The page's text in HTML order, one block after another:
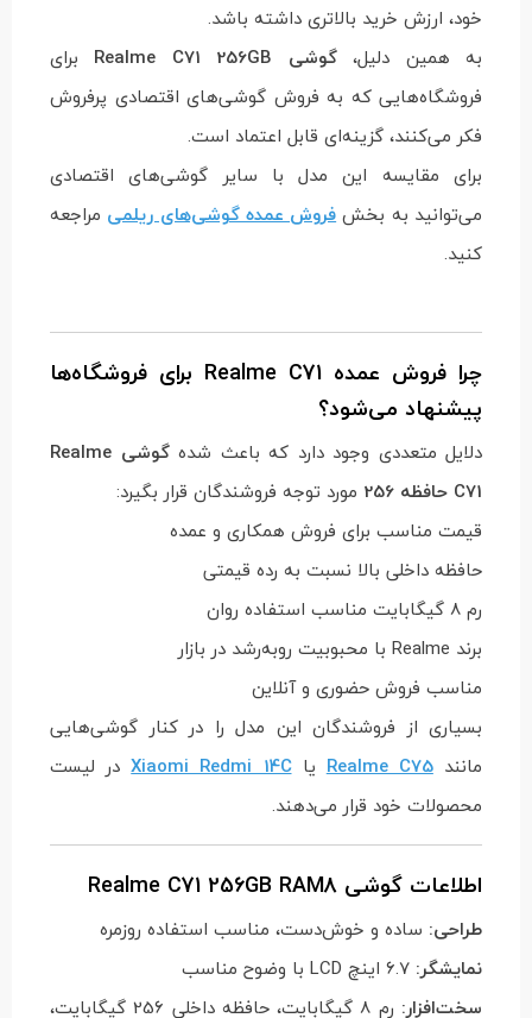
خود، ارزش خرید بالاتری داشته باشد.
به همین دلیل،گوشی Realme C71 256GB
برای
فروشگاه‌هایی که به فروش گوشی‌های اقتصادی پرفروش
فکر می‌کنند، گزینه‌ای قابل اعتماد است.
برای مقایسه این مدل با سایر گوشی‌های اقتصادی
می‌توانید به بخشفروش عمده گوشی‌های ریلمی مراجعه
کنید.
چرا فروش عمده Realme C71 برای فروشگاه‌ها
پیشنهاد می‌شود؟
دلایل متعددی وجود دارد که باعث شده
گوشی Realme
C71 حافظه 256
مورد توجه فروشندگان قرار بگیرد:
قیمت مناسب برای فروش همکاری و عمده
حافظه داخلی بالا نسبت به رده قیمتی
رم 8 گیگابایت مناسب استفاده روان
برند Realme با محبوبیت رو‌به‌رشد در بازار
مناسب فروش حضوری و آنلاین
بسیاری از فروشندگان این مدل را در کنار گوشی‌هایی
مانندRealme C75یاXiaomi Redmi 14Cدر لیست
محصولات خود قرار می‌دهند.
اطلاعات گوشی Realme C71 256GB RAM8
طراحی: ساده و خوش‌دست، مناسب استفاده روزمره
نمایشگر:
سخت‌افزار:
رم 8 گیگابایت، حافظه داخلی 256 گیگابایت،